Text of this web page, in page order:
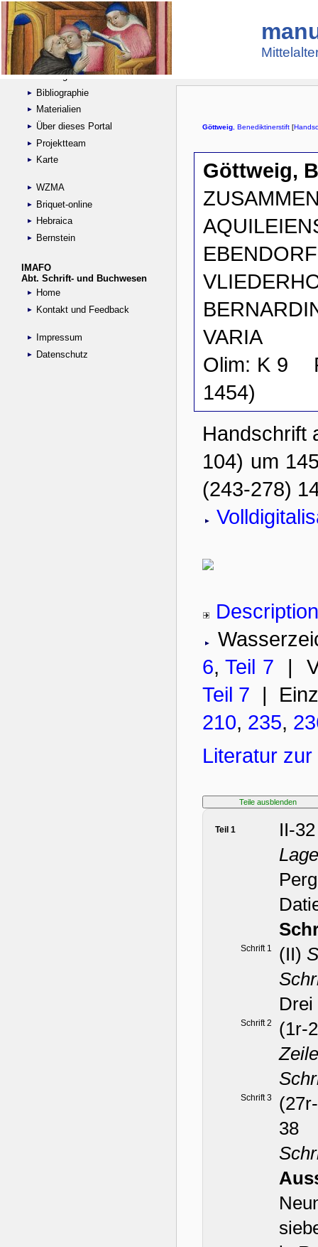
Suche
Handschriftensammlungen
Digitalisierte Handschriften
Kataloge
Bibliographie
Materialien
Über dieses Portal
Projektteam
Karte
WZMA
Briquet-online
Hebraica
Bernstein
IMAFO
Abt. Schrift- und Buchwesen
Home
Kontakt und Feedback
Impressum
Datenschutz